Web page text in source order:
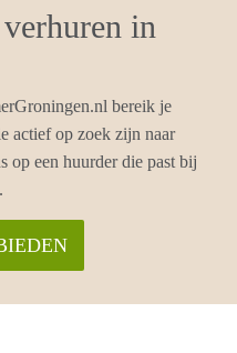
in
bereik je
actief op zoek zijn naar
op een huurder die past bij